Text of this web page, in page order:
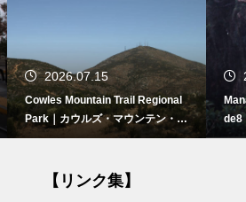
2026.07.15
Cowles Mountain Trail Regional
Park｜カウルズ・マウンテン・ト
レイル！自然を楽しむ3つのポイ
de8
マル
【リンク集】